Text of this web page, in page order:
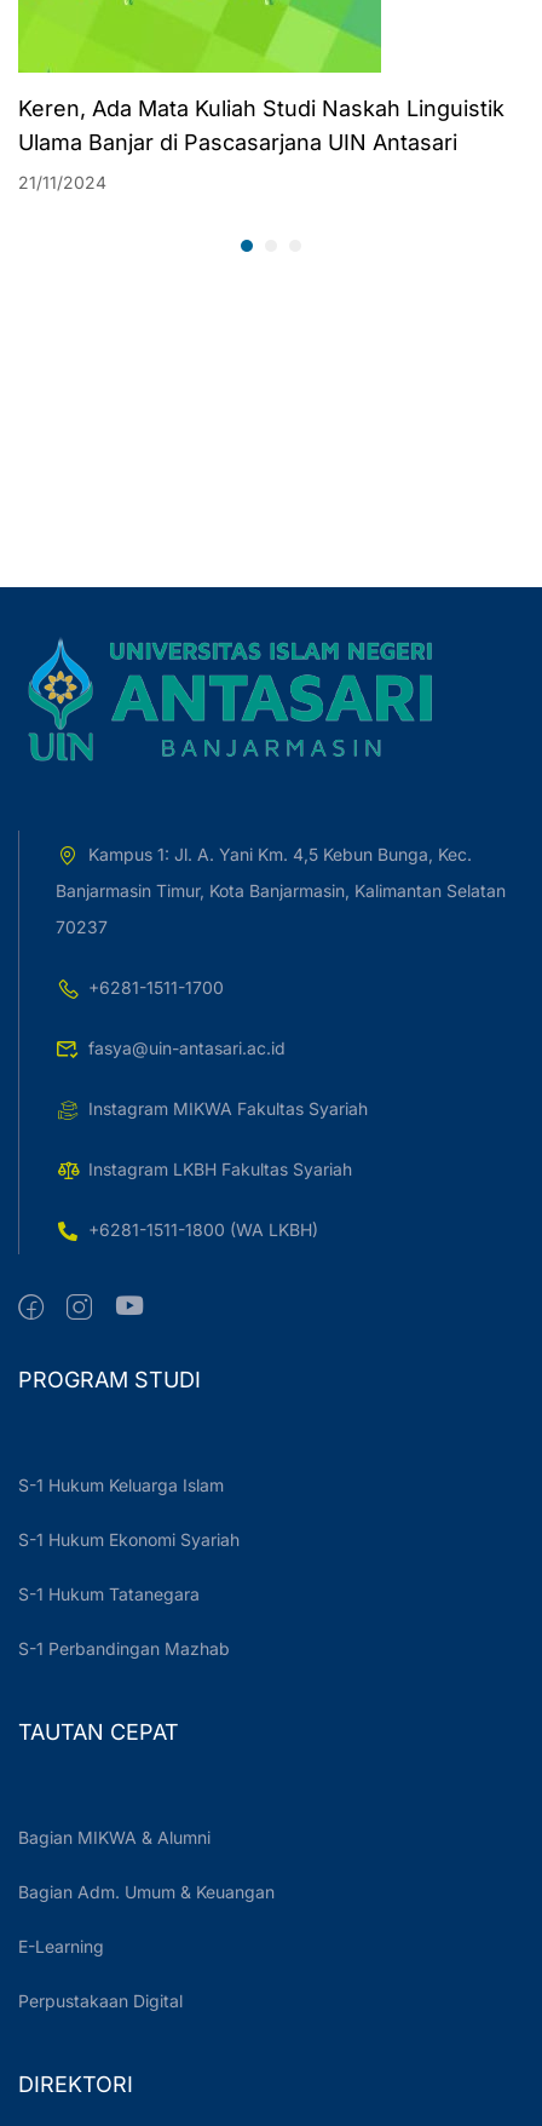
Keren, Ada Mata Kuliah Studi Naskah Linguistik
Ulama Banjar di Pascasarjana UIN Antasari
21/11/2024
Kampus 1: Jl. A. Yani Km. 4,5 Kebun Bunga, Kec.
Banjarmasin Timur, Kota Banjarmasin, Kalimantan Selatan
70237
+6281-1511-1700
fasya@uin-antasari.ac.id
Instagram MIKWA Fakultas Syariah
Instagram LKBH Fakultas Syariah
+6281-1511-1800 (WA LKBH)
PROGRAM STUDI
S-1 Hukum Keluarga Islam
S-1 Hukum Ekonomi Syariah
S-1 Hukum Tatanegara
S-1 Perbandingan Mazhab
TAUTAN CEPAT
Bagian MIKWA & Alumni
Bagian Adm. Umum & Keuangan
E-Learning
Perpustakaan Digital
DIREKTORI